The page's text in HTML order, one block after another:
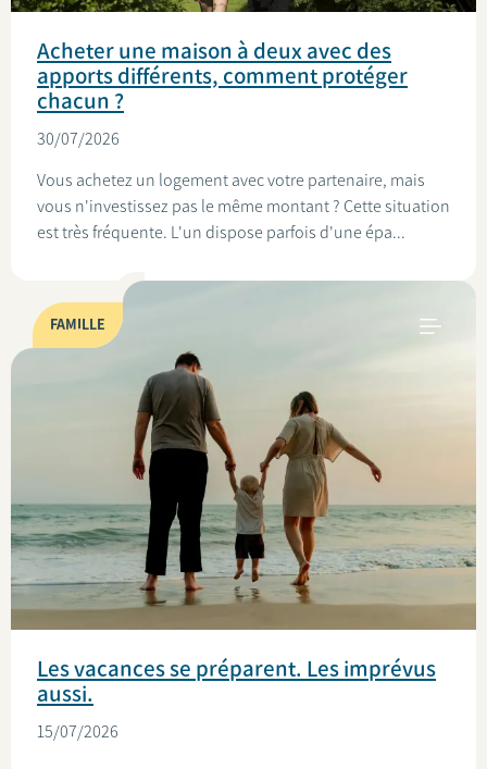
Acheter une maison à deux avec des
apports différents, comment protéger
chacun ?
30/07/2026
Vous achetez un logement avec votre partenaire, mais
vous n'investissez pas le même montant ? Cette situation
est très fréquente. L'un dispose parfois d'une épa...
FAMILLE
Les vacances se préparent. Les imprévus
aussi.
15/07/2026